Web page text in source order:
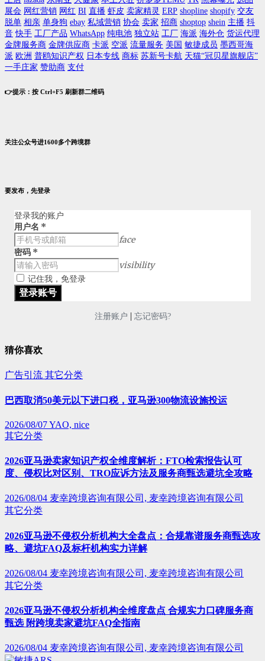
展会 网红营销 网红 BI 直播 虾皮 卖家精灵 ERP shopline shopify 交友
脱单 相亲 单身狗 ebay 私域营销 协会 卖家 招商 shoptop shein 主播 抖
音 快手 工厂产品 WhatsApp 纯电池 独立站 工厂 海派 海外仓 货运代理
金牌服务商 金牌供应商 卡派 空派 流量服务 美国 敏捷成员 墨西哥海
派 欧洲 普鸥知识产权 日本专线 商标 苏新号卡航 天猫“冠贝星旗舰店”
一手庄家 赞助商 支付
👉提示：按 Ctrl+F5 刷新群二维码
关注公众号进1600多个跨境群
要发布，先登录
登录我的账户
用户名 *
face
密码 *
visibility
记住我，免登录
注册账户 | 忘记密码?
猜你喜欢
广告引流 其它分类
巴西取消50美元以下进口税，亚马逊300物流设施投运
2026/08/07YAO, nice
其它分类
2026亚马逊卖家知识产权全维度解析：FTO检索报告认可
度、侵权比对区别、TRO应诉方法及服务商甄选避坑全攻略
2026/08/04 麦幸跨境咨询有限公司, 麦幸跨境咨询有限公司
其它分类
2026亚马逊不侵权分析机构大全盘点：合规靠谱服务商甄选攻
略、避坑FAQ及标杆机构实力详解
2026/08/04 麦幸跨境咨询有限公司, 麦幸跨境咨询有限公司
其它分类
2026亚马逊不侵权分析机构全维度盘点 合规实力口碑服务商
甄选 附跨境卖家避坑FAQ全指南
2026/08/04 麦幸跨境咨询有限公司, 麦幸跨境咨询有限公司